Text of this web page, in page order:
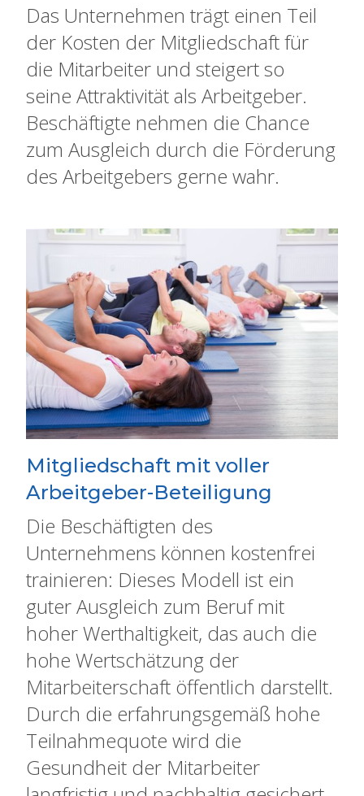
Das Unternehmen trägt einen Teil
der Kosten der Mitgliedschaft für
die Mitarbeiter und steigert so
seine Attraktivität als Arbeitgeber.
Beschäftigte nehmen die Chance
zum Ausgleich durch die Förderung
des Arbeitgebers gerne wahr.
Mitgliedschaft mit voller
Arbeitgeber-Beteiligung
Die Beschäftigten des
Unternehmens können kostenfrei
trainieren: Dieses Modell ist ein
guter Ausgleich zum Beruf mit
hoher Werthaltigkeit, das auch die
hohe Wertschätzung der
Mitarbeiterschaft öffentlich darstellt.
Durch die erfahrungsgemäß hohe
Teilnahmequote wird die
Gesundheit der Mitarbeiter